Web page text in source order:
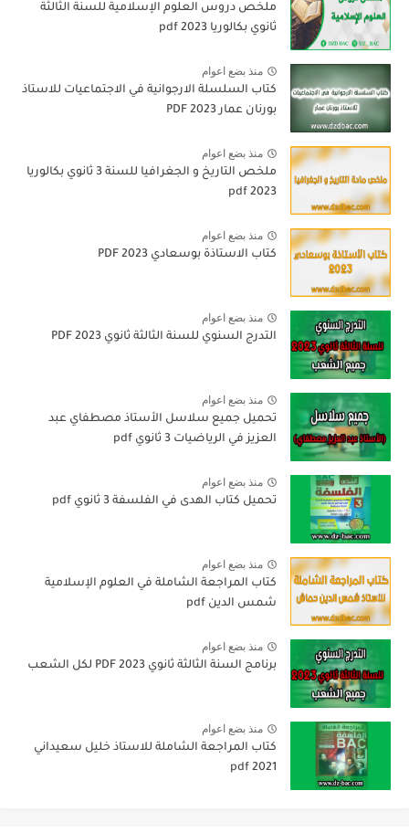
ملخص دروس العلوم الإسلامية للسنة الثالثة
ثانوي بكالوريا pdf 2023
منذ بضع اعوام
كتاب السلسلة الارجوانية في الاجتماعيات للاستاذ
بورنان عمار 2023 PDF
منذ بضع اعوام
ملخص التاريخ و الجغرافيا للسنة 3 ثانوي بكالوريا
pdf 2023
منذ بضع اعوام
كتاب الاستاذة بوسعادي 2023 PDF
منذ بضع اعوام
التدرج السنوي للسنة الثالثة ثانوي 2023 PDF
منذ بضع اعوام
تحميل جميع سلاسل الأستاذ مصطفاي عبد
العزيز في الرياضيات 3 ثانوي pdf
منذ بضع اعوام
تحميل كتاب الهدى في الفلسفة 3 ثانوي pdf
منذ بضع اعوام
كتاب المراجعة الشاملة في العلوم الإسلامية
شمس الدين pdf
منذ بضع اعوام
برنامج السنة الثالثة ثانوي 2023 PDF لكل الشعب
منذ بضع اعوام
كتاب المراجعة الشاملة للاستاذ خليل سعيداني
2021 pdf